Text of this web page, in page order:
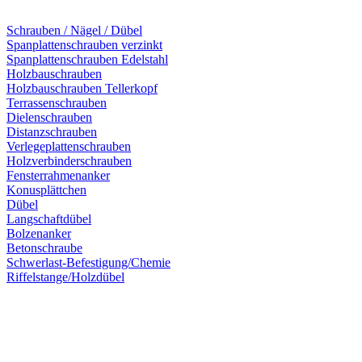
Schrauben / Nägel / Dübel
Spanplattenschrauben verzinkt
Spanplattenschrauben Edelstahl
Holzbauschrauben
Holzbauschrauben Tellerkopf
Terrassenschrauben
Dielenschrauben
Distanzschrauben
Verlegeplattenschrauben
Holzverbinderschrauben
Fensterrahmenanker
Konusplättchen
Dübel
Langschaftdübel
Bolzenanker
Betonschraube
Schwerlast-Befestigung/Chemie
Riffelstange/Holzdübel